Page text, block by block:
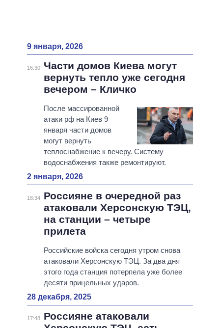
9 января, 2026
16:30
Части домов Киева могут
вернуть тепло уже сегодня
вечером – Кличко
После массированной
атаки рф на Киев 9
января части домов
могут вернуть
теплоснабжение к вечеру. Систему
водоснабжения также ремонтируют.
2 января, 2026
18:34
Россияне в очередной раз
атаковали Херсонскую ТЭЦ,
на станции – четыре
прилета
Российские войска сегодня утром снова
атаковали Херсонскую ТЭЦ. За два дня
этого года станция потерпела уже более
десяти прицельных ударов.
28 декабря, 2025
17:48
Россияне атаковали